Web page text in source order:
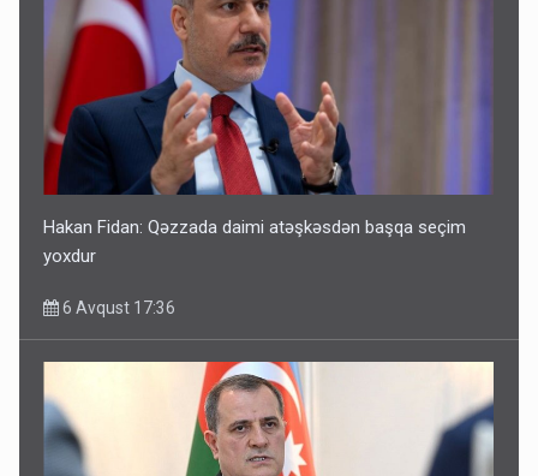
Hakan Fidan: Qəzzada daimi atəşkəsdən başqa seçim
yoxdur
6 Avqust 17:36